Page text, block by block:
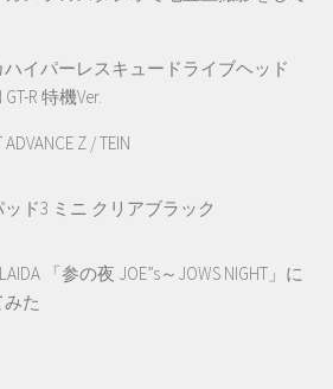
ハイパーレスキュードライブヘッド
GT-R 特機Ver.
ADVANCE Z / TEIN
ド3 ミニ クリアブラック
「参の夜 JOE”s～JOWS NIGHT」に
た